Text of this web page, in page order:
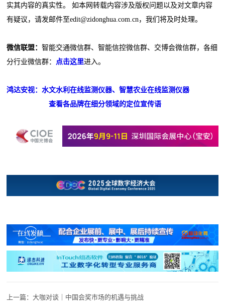
实其内容的真实性。 如本网转载内容涉及版权问题以及对文章内容
有疑议，请发邮件至edit@zidonghua.com.cn，我们将及时处理。
微信联盟：智能交通微信群、智能信控微信群、交博会微信群，各细
分行业微信群：
点击这里进入。
鸿达安视：水文水利在线监测仪器、智慧农业在线监测仪器
查看各品牌在细分领域的定位宣传语
上一篇：大咖对谈｜中国会奖市场的机遇与挑战